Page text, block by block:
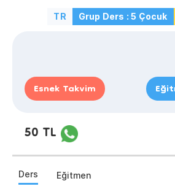
TR Grup Ders : 5 Çocuk
Esnek Takvim
50 TL
Ders Eğitmen